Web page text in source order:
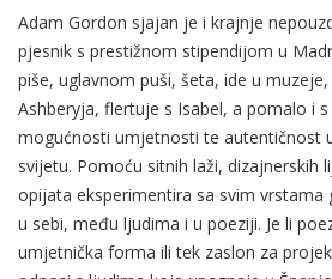
Adam Gordon sjajan je i krajnje
pjesnik s prestižnom stipendijom u
piše, uglavnom puši, šeta, ide u
Ashberyja, flertuje s Isabel, a pomalo i
mogućnosti umjetnosti te autentičnost
svijetu. Pomoću sitnih laži, dizajnerskih
opijata eksperimentira sa svim vrstama
u sebi, među ljudima i u poeziji. Je li
umjetnička forma ili tek zaslon za